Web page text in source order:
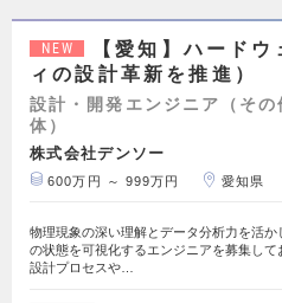
NEW
【愛知】ハード
ィの設計革新を推進）
設計・開発エンジニア（そ
体）
株式会社デンソー
600万円 ～ 999万円 愛知県
物理現象の深い理解とデータ分析力を活か
の状態を可視化するエンジニアを募集して
設計プロセスや…